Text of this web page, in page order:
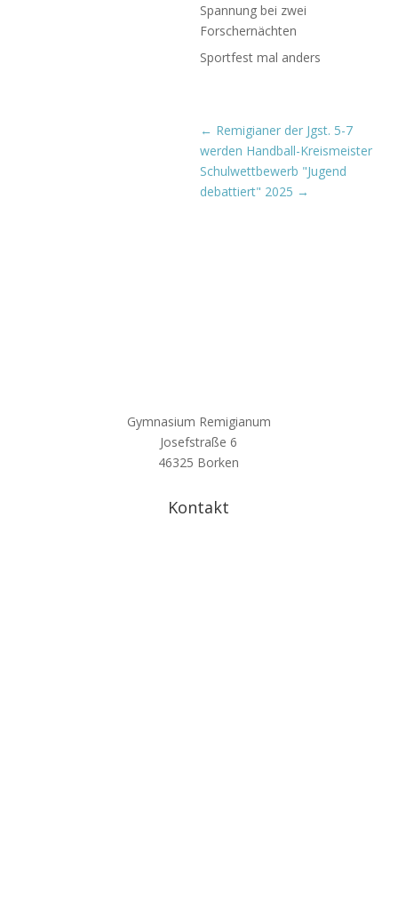
Spannung bei zwei
Forschernächten
Sportfest mal anders
← Remigianer der Jgst. 5-7
werden Handball-Kreismeister
Schulwettbewerb "Jugend
debattiert" 2025 →
Gymnasium Remigianum
Josefstraße 6
46325 Borken
Kontakt